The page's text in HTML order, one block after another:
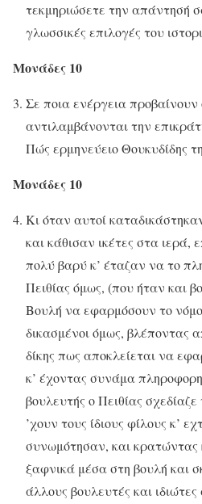
τεκμηριώσετε την απάντησή
γλωσσικές επιλογές του
Μονάδες 10
Σε ποια ενέργεια προβαίνουν
αντιλαμβάνονται την
Πώς ερμηνεύειο Θουκυδίδης
Μονάδες 10
Κι όταν αυτοί
και κάθισαν ικέτες στα ιερά,
πολύ βαρύ κ’ έταζαν να το
Πειθίας όμως, (που ήταν και
Βουλή να εφαρμόσουν το
δικασμένοι όμως, βλέποντας
δίκης πως αποκλείεται να
κ’ έχοντας συνάμα
βουλευτής ο Πειθίας
’χουν τους ίδιους φίλους κ’
συνωμότησαν, και
ξαφνικά μέσα στη βουλή και
άλλους βουλευτές και